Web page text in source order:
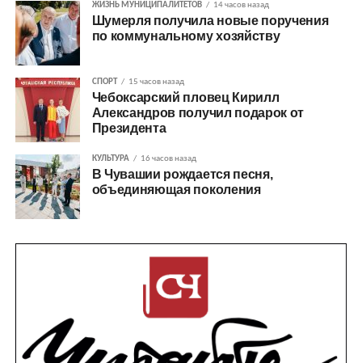
ЖИЗНЬ МУНИЦИПАЛИТЕТОВ 14 часов назад
Шумерля получила новые поручения
по коммунальному хозяйству
СПОРТ 15 часов назад
Чебоксарский пловец Кирилл
Александров получил подарок от
Президента
КУЛЬТУРА 16 часов назад
В Чувашии рождается песня,
объединяющая поколения